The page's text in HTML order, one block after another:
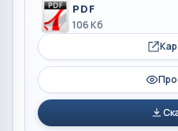
PDF
106 Кб